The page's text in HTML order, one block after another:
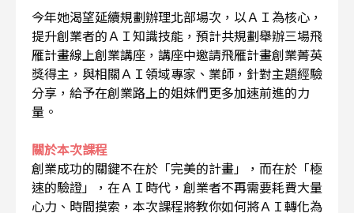
今年她渴望延續規劃辦理北部場次，以ＡＩ為核心，
提升創業者的ＡＩ知識技能，預計共規劃舉辦三場飛
雁計畫線上創業講座，講座中邀請飛雁計畫創業菁英
獎得主，與相關ＡＩ領域專家、業師，針對主題經驗
分享，給予在創業路上的姐妹們更多加速前進的力
量。
關於本次課程
創業成功的關鍵不在於「完美的計畫」，而在於「極
速的驗證」，在ＡＩ時代，創業者不再需要耗費大量
心力、時間摸索，本次課程將教你如何將ＡＩ轉化為